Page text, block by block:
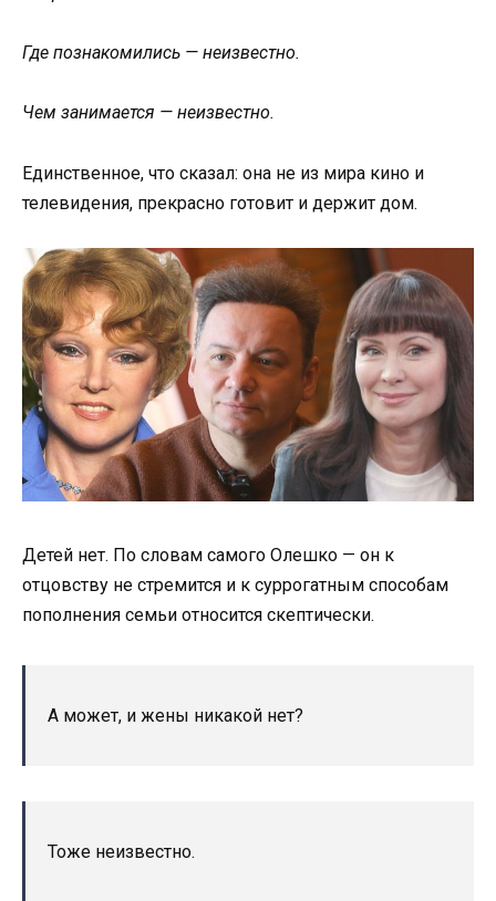
Где познакомились — неизвестно.
Чем занимается — неизвестно.
Единственное, что сказал: она не из мира кино и
телевидения, прекрасно готовит и держит дом.
Детей нет. По словам самого Олешко — он к
отцовству не стремится и к суррогатным способам
пополнения семьи относится скептически.
А может, и жены никакой нет?
Тоже неизвестно.